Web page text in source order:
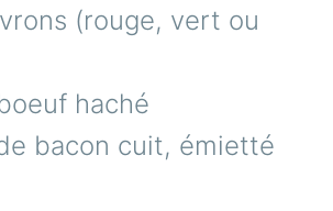
(rouge, vert ou
haché
bacon cuit, émietté